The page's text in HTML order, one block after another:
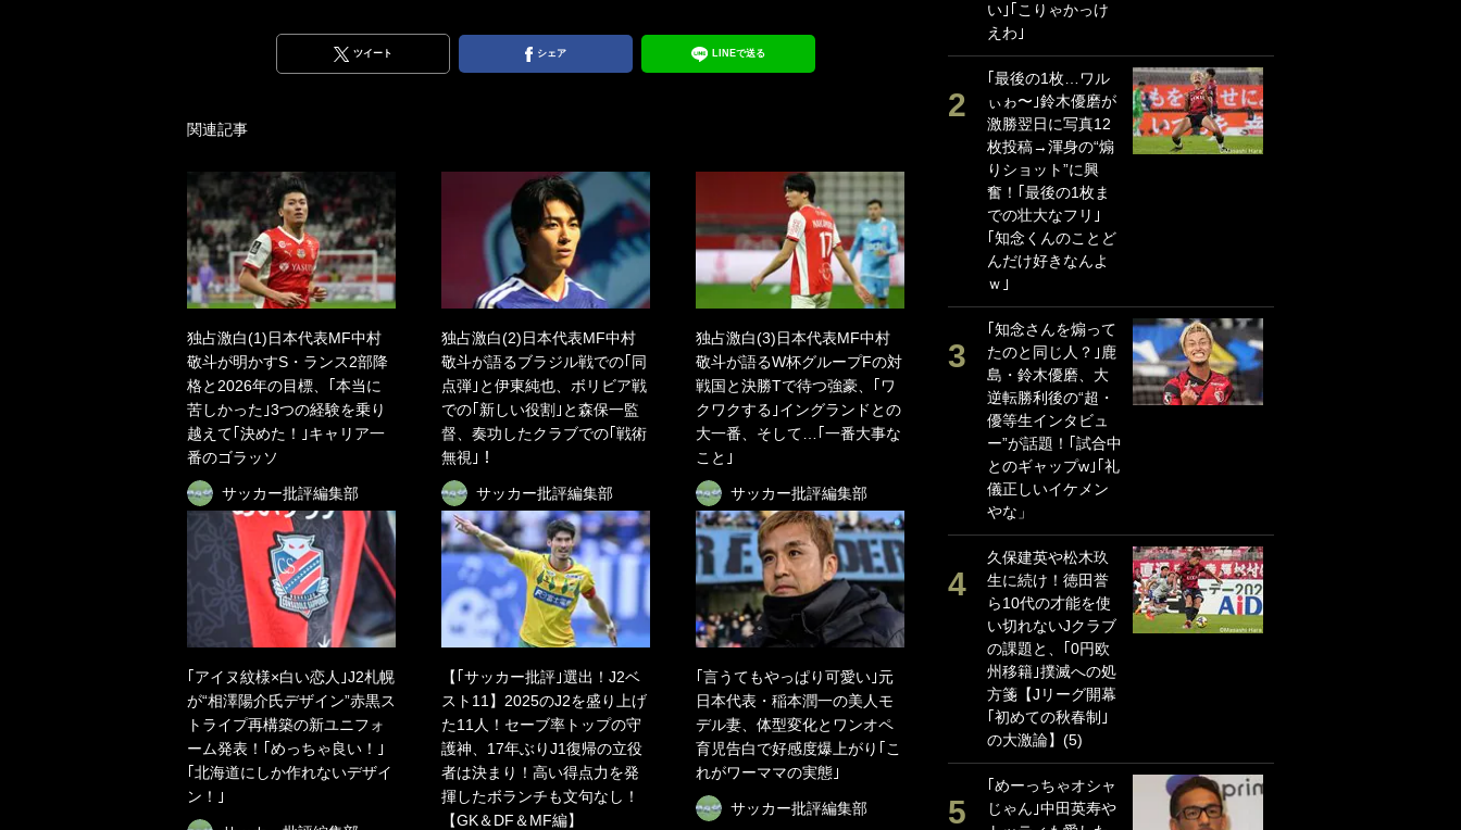
ツイート シェア LINEで送る
関連記事
独占激白(1)日本代表MF中村
敬斗が明かすS・ランス2部降
格と2026年の目標、｢本当に
苦しかった｣3つの経験を乗り
越えて｢決めた！｣キャリア一
番のゴラッソ
サッカー批評編集部
独占激白(2)日本代表MF中村
敬斗が語るブラジル戦での｢同
点弾｣と伊東純也、ボリビア戦
での｢新しい役割｣と森保一監
督、奏功したクラブでの｢戦術
無視｣！
サッカー批評編集部
独占激白(3)日本代表MF中村
敬斗が語るW杯グループFの対
戦国と決勝Tで待つ強豪、｢ワ
クワクする｣イングランドとの
大一番、そして…｢一番大事な
こと｣
サッカー批評編集部
｢アイヌ紋様×白い恋人｣J2札幌
が“相澤陽介氏デザイン”赤黒ス
トライプ再構築の新ユニフォ
ーム発表！｢めっちゃ良い！｣
｢北海道にしか作れないデザイ
ン！｣
【｢サッカー批評｣選出！J2ベ
スト11】2025のJ2を盛り上げ
た11人！セーブ率トップの守
護神、17年ぶりJ1復帰の立役
者は決まり！高い得点力を発
揮したボランチも文句なし！
【GK＆DF＆MF編】
｢言うてもやっぱり可愛い｣元
日本代表・稲本潤一の美人モ
デル妻、体型変化とワンオペ
育児告白で好感度爆上がり｢こ
れがワーママの実態｣
サッカー批評編集部
い｣｢こりゃかっけ
えわ｣
｢最後の1枚…ワル
ぃゎ〜｣鈴木優磨が
激勝翌日に写真12
枚投稿→渾身の“煽
りショット”に興
奮！｢最後の1枚ま
での壮大なフリ｣
｢知念くんのことど
んだけ好きなんよ
ｗ｣
｢知念さんを煽って
たのと同じ人？｣鹿
島・鈴木優磨、大
逆転勝利後の“超・
優等生インタビュ
ー”が話題！｢試合中
とのギャップw｣｢礼
儀正しいイケメン
やな」
久保建英や松木玖
生に続け！徳田誉
ら10代の才能を使
い切れないJクラブ
の課題と、｢0円欧
州移籍｣撲滅への処
方箋【Jリーグ開幕
｢初めての秋春制｣
の大激論】(5)
｢めーっちゃオシャ
じゃん｣中田英寿や